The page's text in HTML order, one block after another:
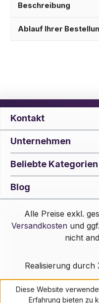
Beschreibung
Ablauf Ihrer
Kontakt
Unternehmen
Beliebte Kategorien
Blog
Alle Preise exkl.
Versandkostenund
nicht
Realisierung durch
Diese Website
Erfahrung bieten zu